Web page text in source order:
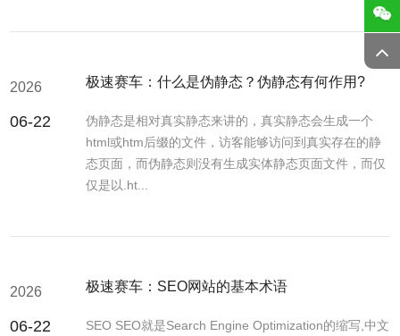
2026
06-22
极速赛车：什么是伪静态？伪静态有何作用?
伪静态是相对真实静态来讲的，真实静态会生成一个
html或htm后缀的文件，访客能够访问到真实存在的静
态页面，而伪静态则没有生成实体静态页面文件，而仅
仅是以.ht...
2026
06-22
极速赛车：SEO网站的基本术语
SEO SEO就是Search Engine Optimization的缩写,中文